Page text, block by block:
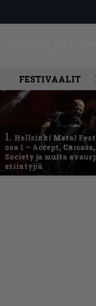
FESTIVAALIT
1. Hellsinki Metal
osa 1 – Accept,
Society ja muita
esiintyjiä